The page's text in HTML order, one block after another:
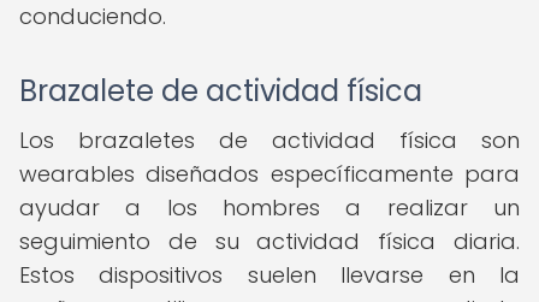
conduciendo.
Brazalete de actividad física
Los brazaletes de actividad física son
wearables diseñados específicamente para
ayudar a los hombres a realizar un
seguimiento de su actividad física diaria.
Estos dispositivos suelen llevarse en la